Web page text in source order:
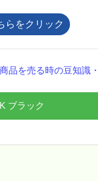
らをクリック
商品を売る時の豆知識
ブラック